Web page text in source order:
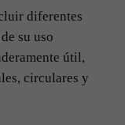
diferentes
su uso
útil,
circulares y